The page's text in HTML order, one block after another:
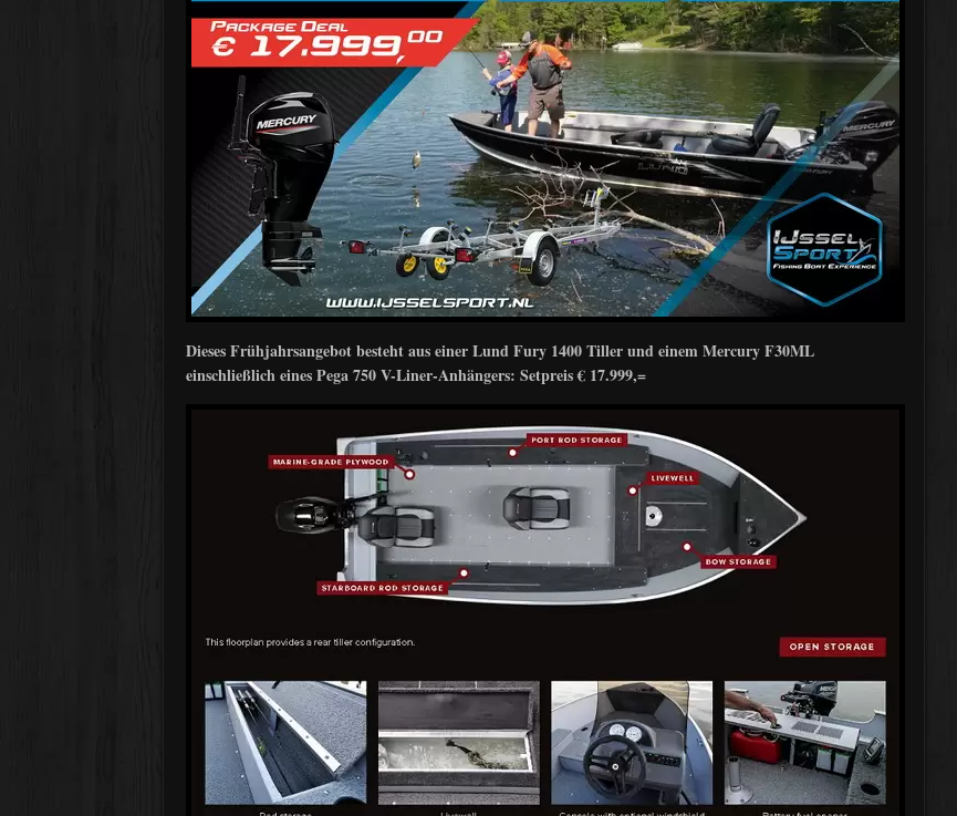
Dieses Frühjahrsangebot besteht aus einer Lund Fury 1400 Tiller und einem Mercury F30ML
einschließlich eines Pega 750 V-Liner-Anhängers: Setpreis € 17.999,=